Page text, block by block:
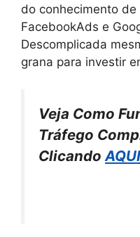
do conhecimento
FacebookAds e
Descomplicada
grana para investir
Veja Como
Tráfego
Clicando AQUI